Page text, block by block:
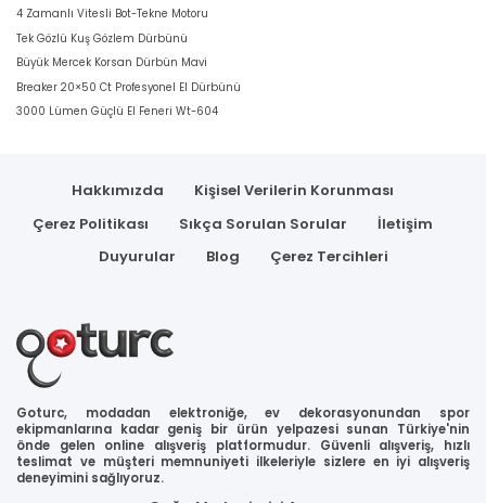
4 Zamanlı Vitesli Bot-Tekne Motoru
Tek Gözlü Kuş Gözlem Dürbünü
Büyük Mercek Korsan Dürbün Mavi
Breaker 20×50 Ct Profesyonel El Dürbünü
3000 Lümen Güçlü El Feneri Wt-604
Hakkımızda
Kişisel Verilerin Korunması
Çerez Politikası
Sıkça Sorulan Sorular
İletişim
Duyurular
Blog Çerez Tercihleri
Goturc, modadan elektroniğe, ev dekorasyonundan spor
ekipmanlarına kadar geniş bir ürün yelpazesi sunan Türkiye'nin
önde gelen online alışveriş platformudur. Güvenli alışveriş, hızlı
teslimat ve müşteri memnuniyeti ilkeleriyle sizlere en iyi alışveriş
deneyimini sağlıyoruz.